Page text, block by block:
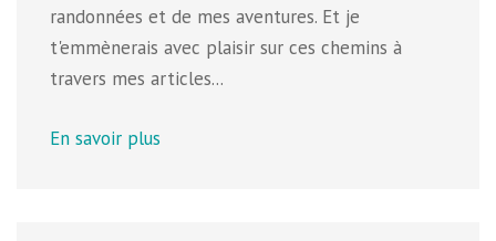
randonnées et de mes aventures. Et je
t'emmènerais avec plaisir sur ces chemins à
travers mes articles...
En savoir plus